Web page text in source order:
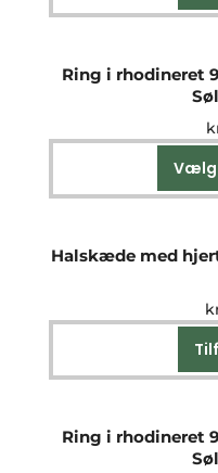
Ring i rhodineret
Vælg
Halskæde med
Ring i rhodineret